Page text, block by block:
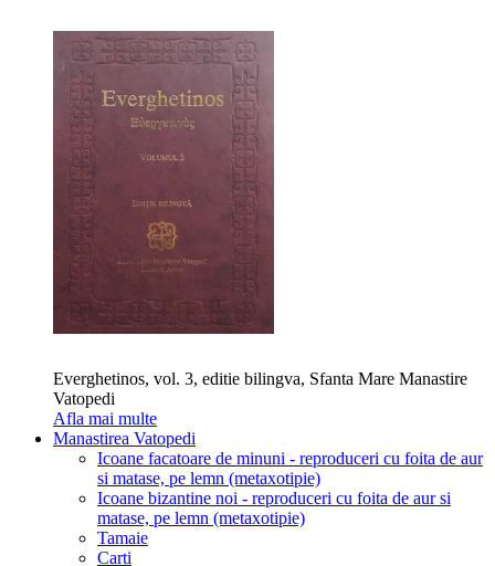
Everghetinos, vol. 3, editie bilingva, Sfanta Mare Manastire
Vatopedi
Afla mai multe
Manastirea Vatopedi
Icoane facatoare de minuni - reproduceri cu foita de aur
si matase, pe lemn (metaxotipie)
Icoane bizantine noi - reproduceri cu foita de aur si
matase, pe lemn (metaxotipie)
Tamaie
Carti